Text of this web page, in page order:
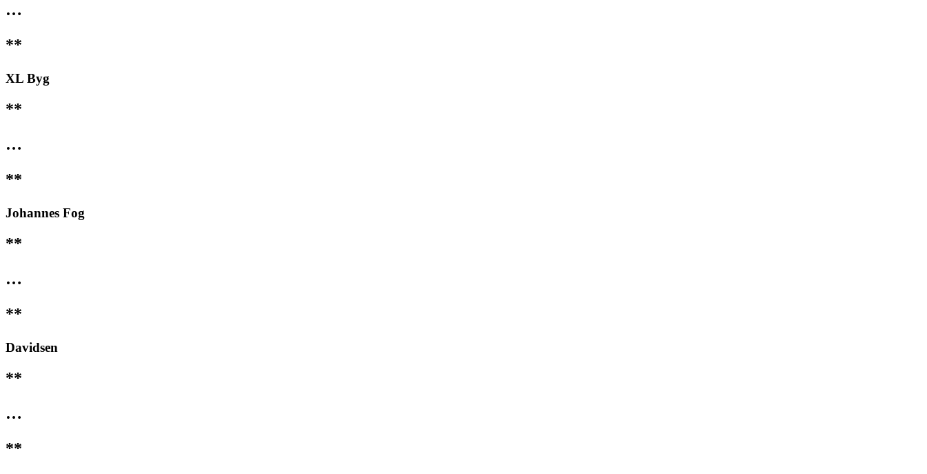
…
**
XL Byg
**
…
**
Johannes Fog
**
…
**
Davidsen
**
…
**